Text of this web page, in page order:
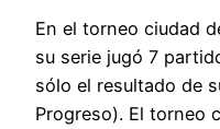
En el torneo ciudad
su serie jugó 7
sólo el resultado de
Progreso). El torneo